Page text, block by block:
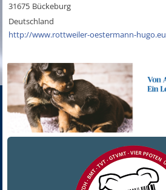
31675 Bückeburg
Deutschland
http://www.rottweiler-oestermann-hugo.eu